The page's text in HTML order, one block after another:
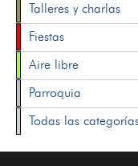
Talleres y charlas
Fiestas
Aire libre
Parroquia
Todas las